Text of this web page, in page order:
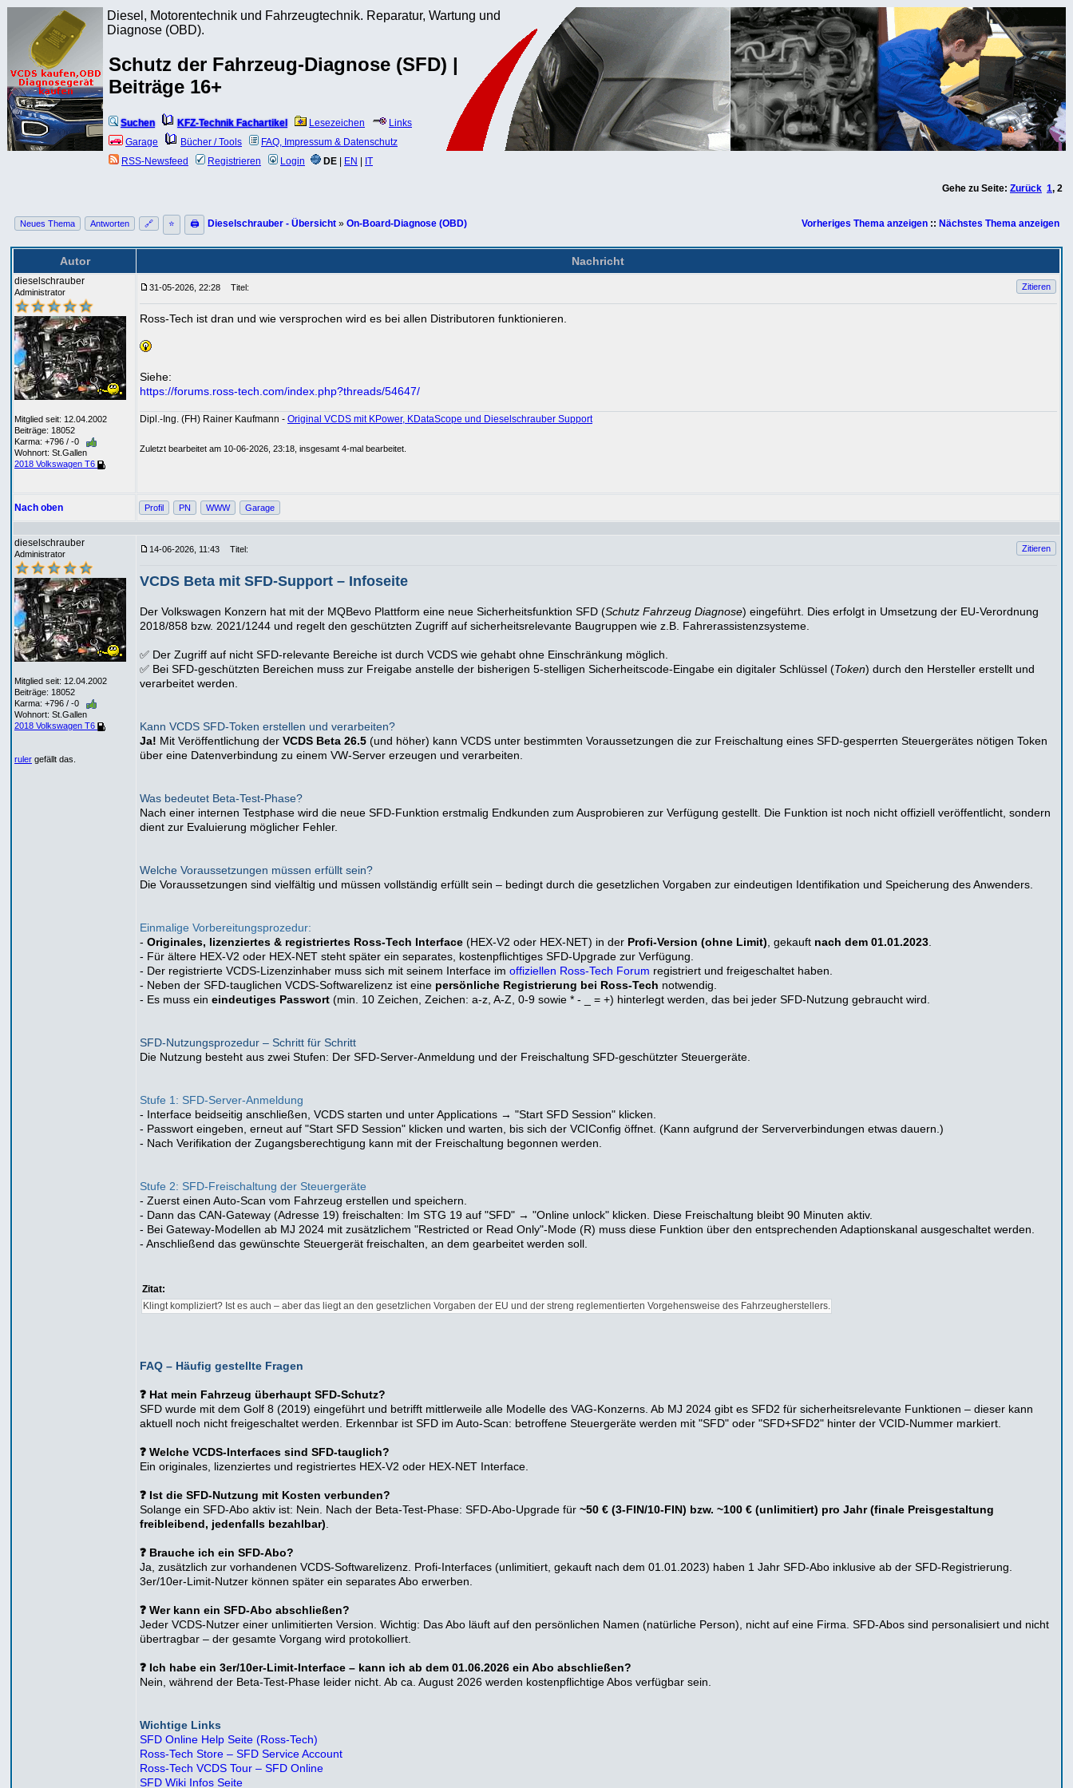
Diesel, Motorentechnik und Fahrzeugtechnik. Reparatur, Wartung und
Diagnose (OBD).
Schutz der Fahrzeug-Diagnose (SFD) |
Beiträge 16+
Suchen KFZ-Technik Fachartikel Lesezeichen
Links
Garage
Bücher / Tools
FAQ, Impressum & Datenschutz
RSS-Newsfeed
Registrieren Login DE EN IT
Gehe zu Seite: Zurück 1, 2
Neues Thema Antworten 🔗 ⭐ 🖨 Dieselschrauber - Übersicht » On-Board-Diagnose (OBD) Vorheriges Thema anzeigen :: Nächstes Thema anzeigen
Autor Nachricht
dieselschrauber
Administrator
Mitglied seit: 12.04.2002
Beiträge: 18052
Karma: +796 / -0
Wohnort: St.Gallen
2018 Volkswagen T6
31-05-2026, 22:28 Titel: Zitieren
Ross-Tech ist dran und wie versprochen wird es bei allen Distributoren funktionieren.
Siehe:
https://forums.ross-tech.com/index.php?threads/54647/
Dipl.-Ing. (FH) Rainer Kaufmann - Original VCDS mit KPower, KDataScope und Dieselschrauber Support
Zuletzt bearbeitet am 10-06-2026, 23:18, insgesamt 4-mal bearbeitet.
Nach oben Profil PN WWW Garage
dieselschrauber
Administrator
Mitglied seit: 12.04.2002
Beiträge: 18052
Karma: +796 / -0
Wohnort: St.Gallen
2018 Volkswagen T6
ruler gefällt das.
14-06-2026, 11:43 Titel: Zitieren
VCDS Beta mit SFD-Support – Infoseite
Der Volkswagen Konzern hat mit der MQBevo Plattform eine neue Sicherheitsfunktion SFD (Schutz Fahrzeug Diagnose) eingeführt. Dies erfolgt in Umsetzung der EU-Verordnung
2018/858 bzw. 2021/1244 und regelt den geschützten Zugriff auf sicherheitsrelevante Baugruppen wie z.B. Fahrerassistenzsysteme.
✅ Der Zugriff auf nicht SFD-relevante Bereiche ist durch VCDS wie gehabt ohne Einschränkung möglich.
✅ Bei SFD-geschützten Bereichen muss zur Freigabe anstelle der bisherigen 5-stelligen Sicherheitscode-Eingabe ein digitaler Schlüssel (Token) durch den Hersteller erstellt und
verarbeitet werden.
Kann VCDS SFD-Token erstellen und verarbeiten?
Ja! Mit Veröffentlichung der VCDS Beta 26.5 (und höher) kann VCDS unter bestimmten Voraussetzungen die zur Freischaltung eines SFD-gesperrten Steuergerätes nötigen Token
über eine Datenverbindung zu einem VW-Server erzeugen und verarbeiten.
Was bedeutet Beta-Test-Phase?
Nach einer internen Testphase wird die neue SFD-Funktion erstmalig Endkunden zum Ausprobieren zur Verfügung gestellt. Die Funktion ist noch nicht offiziell veröffentlicht, sondern
dient zur Evaluierung möglicher Fehler.
Welche Voraussetzungen müssen erfüllt sein?
Die Voraussetzungen sind vielfältig und müssen vollständig erfüllt sein – bedingt durch die gesetzlichen Vorgaben zur eindeutigen Identifikation und Speicherung des Anwenders.
Einmalige Vorbereitungsprozedur:
- Originales, lizenziertes & registriertes Ross-Tech Interface (HEX-V2 oder HEX-NET) in der Profi-Version (ohne Limit) , gekauft nach dem 01.01.2023
- Für ältere HEX-V2 oder HEX-NET steht später ein separates, kostenpflichtiges SFD-Upgrade zur Verfügung.
- Der registrierte VCDS-Lizenzinhaber muss sich mit seinem Interface im offiziellen Ross-Tech Forum registriert und freigeschaltet haben.
- Neben der SFD-tauglichen VCDS-Softwarelizenz ist eine persönliche Registrierung bei Ross-Tech notwendig.
- Es muss ein eindeutiges Passwort (min. 10 Zeichen, Zeichen: a-z, A-Z, 0-9 sowie * - _ = +) hinterlegt werden, das bei jeder SFD-Nutzung gebraucht wird.
SFD-Nutzungsprozedur – Schritt für Schritt
Die Nutzung besteht aus zwei Stufen: Der SFD-Server-Anmeldung und der Freischaltung SFD-geschützter Steuergeräte.
Stufe 1: SFD-Server-Anmeldung
- Interface beidseitig anschließen, VCDS starten und unter Applications → "Start SFD Session" klicken.
- Passwort eingeben, erneut auf "Start SFD Session" klicken und warten, bis sich der VCIConfig öffnet. (Kann aufgrund der Serververbindungen etwas dauern.)
- Nach Verifikation der Zugangsberechtigung kann mit der Freischaltung begonnen werden.
Stufe 2: SFD-Freischaltung der Steuergeräte
- Zuerst einen Auto-Scan vom Fahrzeug erstellen und speichern.
- Dann das CAN-Gateway (Adresse 19) freischalten: Im STG 19 auf "SFD" → "Online unlock" klicken. Diese Freischaltung bleibt 90 Minuten aktiv.
- Bei Gateway-Modellen ab MJ 2024 mit zusätzlichem "Restricted or Read Only"-Mode (R) muss diese Funktion über den entsprechenden Adaptionskanal ausgeschaltet werden.
- Anschließend das gewünschte Steuergerät freischalten, an dem gearbeitet werden soll.
Zitat:
Klingt kompliziert? Ist es auch – aber das liegt an den gesetzlichen Vorgaben der EU und der streng reglementierten Vorgehensweise des Fahrzeugherstellers.
FAQ – Häufig gestellte Fragen
❓ Hat mein Fahrzeug überhaupt SFD-Schutz?
SFD wurde mit dem Golf 8 (2019) eingeführt und betrifft mittlerweile alle Modelle des VAG-Konzerns. Ab MJ 2024 gibt es SFD2 für sicherheitsrelevante Funktionen – dieser kann
aktuell noch nicht freigeschaltet werden. Erkennbar ist SFD im Auto-Scan: betroffene Steuergeräte werden mit "SFD" oder "SFD+SFD2" hinter der VCID-Nummer markiert.
❓ Welche VCDS-Interfaces sind SFD-tauglich?
Ein originales, lizenziertes und registriertes HEX-V2 oder HEX-NET Interface.
❓ Ist die SFD-Nutzung mit Kosten verbunden?
Solange ein SFD-Abo aktiv ist: Nein. Nach der Beta-Test-Phase: SFD-Abo-Upgrade für ~50 € (3-FIN/10-FIN) bzw. ~100 € (unlimitiert) pro Jahr (finale Preisgestaltung
freibleibend, jedenfalls bezahlbar)
❓ Brauche ich ein SFD-Abo?
Ja, zusätzlich zur vorhandenen VCDS-Softwarelizenz. Profi-Interfaces (unlimitiert, gekauft nach dem 01.01.2023) haben 1 Jahr SFD-Abo inklusive ab der SFD-Registrierung.
3er/10er-Limit-Nutzer können später ein separates Abo erwerben.
❓ Wer kann ein SFD-Abo abschließen?
Jeder VCDS-Nutzer einer unlimitierten Version. Wichtig: Das Abo läuft auf den persönlichen Namen (natürliche Person), nicht auf eine Firma. SFD-Abos sind personalisiert und nicht
übertragbar – der gesamte Vorgang wird protokolliert.
❓ Ich habe ein 3er/10er-Limit-Interface – kann ich ab dem 01.06.2026 ein Abo abschließen?
Nein, während der Beta-Test-Phase leider nicht. Ab ca. August 2026 werden kostenpflichtige Abos verfügbar sein.
Wichtige Links
SFD Online Help Seite (Ross-Tech)
Ross-Tech Store – SFD Service Account
Ross-Tech VCDS Tour – SFD Online
SFD Wiki Infos Seite